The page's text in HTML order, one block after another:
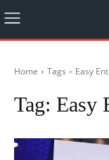
Home Tags Easy
Tag: Easy